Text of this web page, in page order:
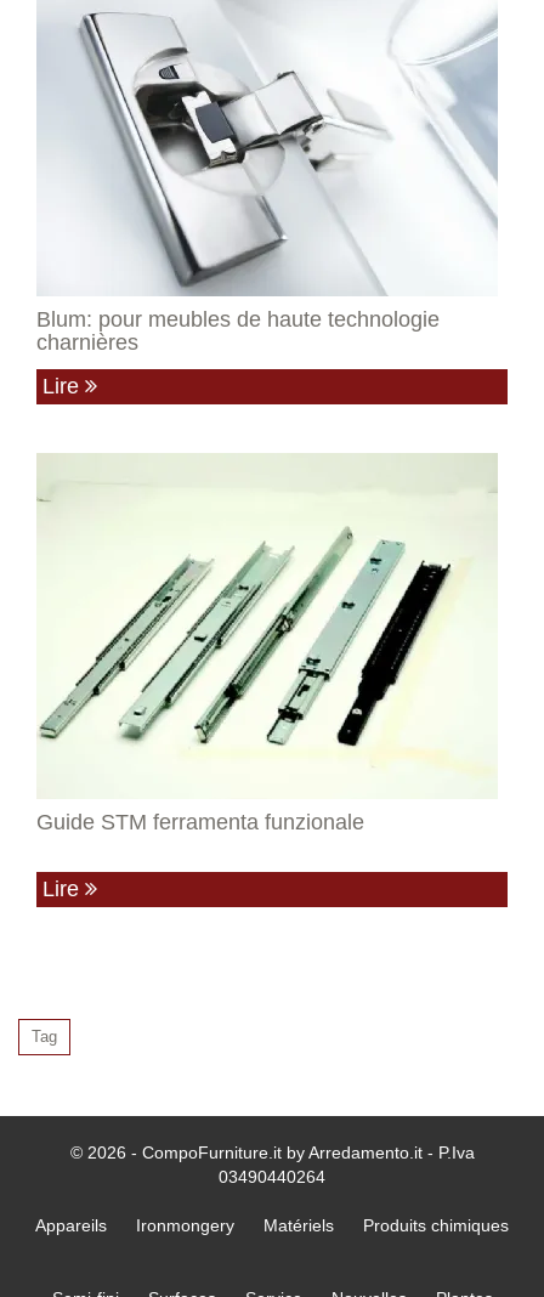
Blum: pour meubles de haute technologie
charnières
Lire
Guide STM ferramenta funzionale
Lire
Tag
© 2026 - CompoFurniture.it by Arredamento.it - P.Iva
03490440264
Appareils Ironmongery Matériels Produits chimiques